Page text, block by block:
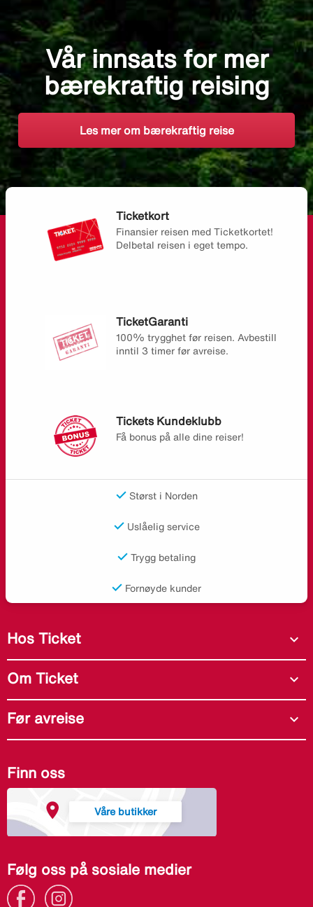
Vår innsats for mer
bærekraftig reising
Les mer om bærekraftig reise
Ticketkort
Finansier reisen med Ticketkortet!
Delbetal reisen i eget tempo.
TicketGaranti
100% trygghet før reisen. Avbestill
inntil 3 timer før avreise.
Tickets Kundeklubb
Få bonus på alle dine reiser!
Størst i Norden
Uslåelig service
Trygg betaling
Fornøyde kunder
Hos Ticket expand_more
Om Ticket expand_more
Før avreise expand_more
Finn oss
Våre butikker
Følg oss på sosiale medier